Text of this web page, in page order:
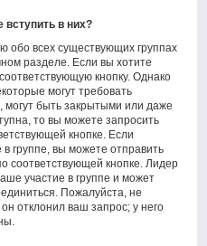
вступить в них?
обо всех существующих группах
разделе. Если вы хотите
кнопку. Однако
могут требовать
могут быть закрытыми или даже
то вы можете запросить
кнопке. Если
группе, вы можете отправить
соответствующей кнопке. Лидер
участие в группе и может
Пожалуйста, не
отклонил ваш запрос; у него